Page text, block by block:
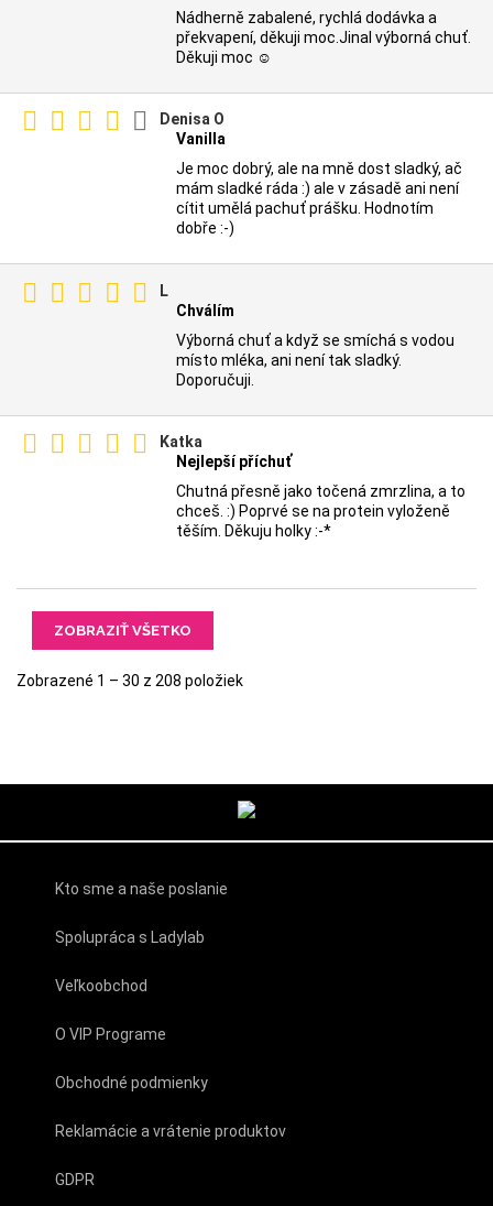
Nádherně zabalené, rychlá dodávka a
překvapení, děkuji moc.Jinal výborná chuť.
Děkuji moc ☺️
Denisa O
Vanilla
Je moc dobrý, ale na mně dost sladký, ač
mám sladké ráda :) ale v zásadě ani není
cítit umělá pachuť prášku. Hodnotím
dobře :-)
L
Chválím
Výborná chuť a když se smíchá s vodou
místo mléka, ani není tak sladký.
Doporučuji.
Katka
Nejlepší příchuť
Chutná přesně jako točená zmrzlina, a to
chceš. :) Poprvé se na protein vyloženě
těším. Děkuju holky :-*
ZOBRAZIŤ VŠETKO
Zobrazené 1 – 30 z 208 položiek
Kto sme a naše poslanie
Spolupráca s Ladylab
Veľkoobchod
O VIP Programe
Obchodné podmienky
Reklamácie a vrátenie produktov
GDPR